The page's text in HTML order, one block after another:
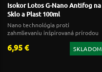
Isokor Lotos G-Nano Antifog na
Sklo a Plast 100ml
Nano technológia proti
zahmlievaniu inšpirovaná prírodou
6,95 € SKLADOM